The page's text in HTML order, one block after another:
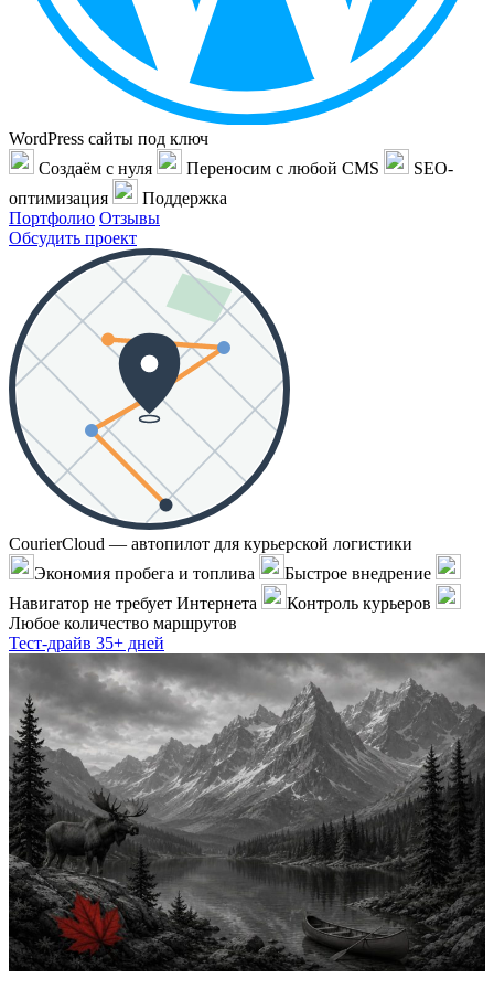
WordPress сайты под ключ
Создаём с нуля
Переносим с любой CMS
SEO-
оптимизация
Поддержка
Портфолио Отзывы
Обсудить проект
CourierCloud — автопилот для курьерской логистики
Экономия пробега и топлива
Быстрое внедрение
Навигатор не требует Интернета
Контроль курьеров
Любое количество маршрутов
Тест-драйв 35+ дней